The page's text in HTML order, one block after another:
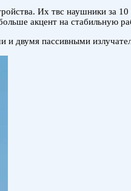
Их твс наушники за
акцент на стабильную
двумя пассивными